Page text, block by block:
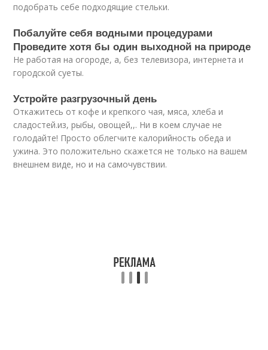
подобрать себе подходящие стельки.
Побалуйте себя водными процедурами
Проведите хотя бы один выходной на природе
Не работая на огороде, а, без телевизора, интернета и
городской суеты.
Устройте разгрузочный день
Откажитесь от кофе и крепкого чая, мяса, хлеба и
сладостей.из, рыбы, овощей,,. Ни в коем случае не
голодайте! Просто облегчите калорийность обеда и
ужина. Это положительно скажется не только на вашем
внешнем виде, но и на самочувствии.